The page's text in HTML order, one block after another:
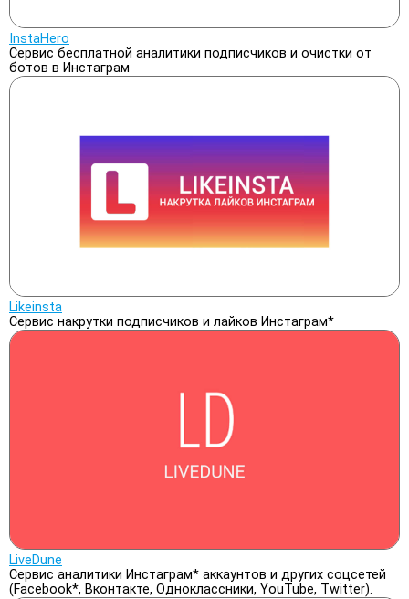
InstaHero
Сервис бесплатной аналитики подписчиков и очистки от
ботов в Инстаграм
Likeinsta
Сервис накрутки подписчиков и лайков Инстаграм*
LiveDune
Сервис аналитики Инстаграм* аккаунтов и других соцсетей
(Facebook*, Вконтакте, Одноклассники, YouTube, Twitter).